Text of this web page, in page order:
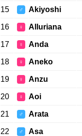
15 ♂ Akiyoshi
16 ♀ Alluriana
17 ♀ Anda
18 ♀ Aneko
19 ♀ Anzu
20 ♀ Aoi
21 ♂ Arata
22 ♂ Asa